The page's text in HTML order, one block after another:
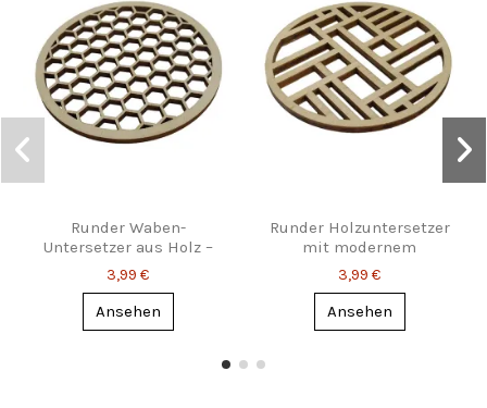
Runder Waben-
Untersetzer aus Holz –
stylisch & funktional
3,99 €
Ansehen
Runder Holzuntersetzer
mit modernem
Linienmuster –
geometrisch & stilvoll
3,99 €
Ansehen